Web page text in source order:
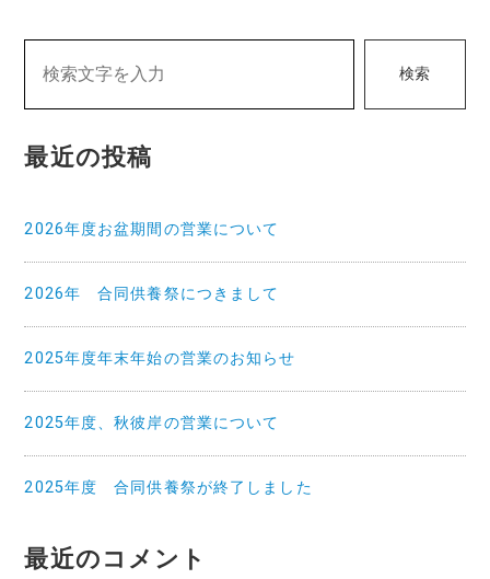
検索
最近の投稿
2026年度お盆期間の営業について
2026年 合同供養祭につきまして
2025年度年末年始の営業のお知らせ
2025年度、秋彼岸の営業について
2025年度 合同供養祭が終了しました
最近のコメント